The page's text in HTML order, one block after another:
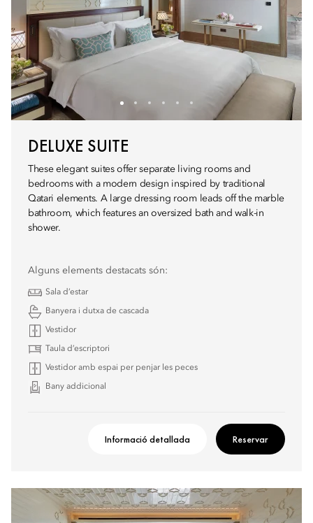
DELUXE SUITE
These elegant suites offer separate living rooms and
bedrooms with a modern design inspired by traditional
Qatari elements. A large dressing room leads off the marble
bathroom, which features an oversized bath and walk-in
shower.
Alguns elements destacats són:
Sala d’estar
Banyera i dutxa de cascada
Vestidor
Taula d’escriptori
Vestidor amb espai per penjar les peces
Bany addicional
Informació detallada Reservar